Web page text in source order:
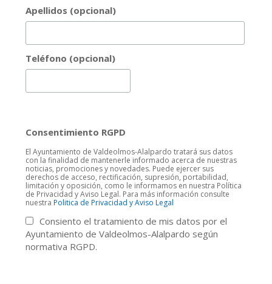
Apellidos (opcional)
Teléfono (opcional)
Consentimiento RGPD
El Ayuntamiento de Valdeolmos-Alalpardo tratará sus datos
con la finalidad de mantenerle informado acerca de nuestras
noticias, promociones y novedades. Puede ejercer sus
derechos de acceso, rectificación, supresión, portabilidad,
limitación y oposición, como le informamos en nuestra Política
de Privacidad y Aviso Legal. Para más información consulte
nuestra Politica de Privacidad y Aviso Legal
Consiento el tratamiento de mis datos por el
Ayuntamiento de Valdeolmos-Alalpardo según
normativa RGPD.